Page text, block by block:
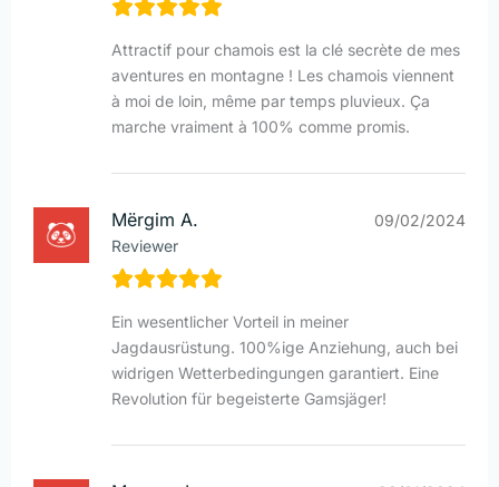
Attractif pour chamois est la clé secrète de mes
aventures en montagne ! Les chamois viennent
à moi de loin, même par temps pluvieux. Ça
marche vraiment à 100% comme promis.
Mërgim A.
Reviewer
09/02/2024
Ein wesentlicher Vorteil in meiner
Jagdausrüstung. 100%ige Anziehung, auch bei
widrigen Wetterbedingungen garantiert. Eine
Revolution für begeisterte Gamsjäger!